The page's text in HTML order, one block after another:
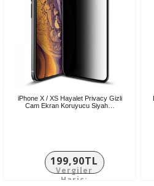
iPhone X / XS Hayalet Privacy Gizli
Cam Ekran Koruyucu Siyah…
199,90TL
Vergiler
Hariç: